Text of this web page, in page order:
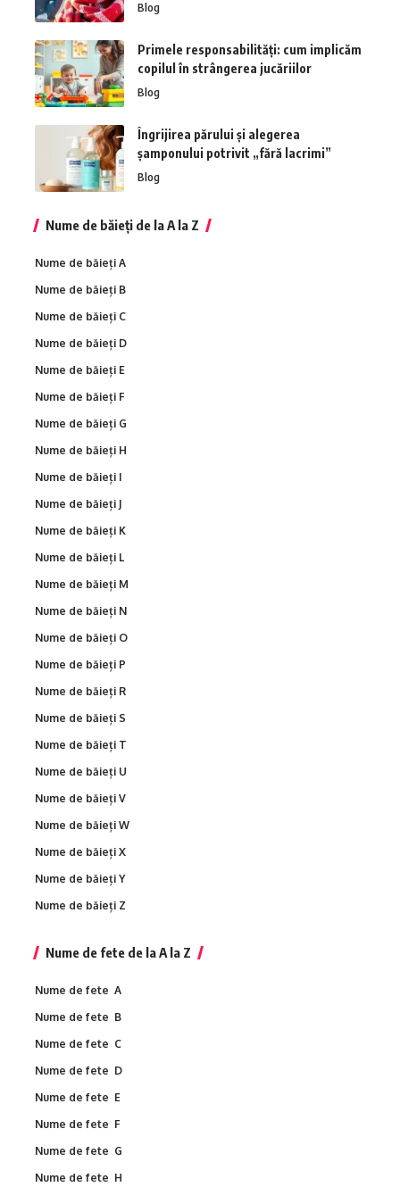
Blog
Primele responsabilități: cum implicăm
copilul în strângerea jucăriilor
Blog
Îngrijirea părului și alegerea
șamponului potrivit „fără lacrimi”
Blog
Nume de băieți de la A la Z
Nume de băieți A
Nume de băieți B
Nume de băieți C
Nume de băieți D
Nume de băieți E
Nume de băieți F
Nume de băieți G
Nume de băieți H
Nume de băieți I
Nume de băieți J
Nume de băieți K
Nume de băieți L
Nume de băieți M
Nume de băieți N
Nume de băieți O
Nume de băieți P
Nume de băieți R
Nume de băieți S
Nume de băieți T
Nume de băieți U
Nume de băieți V
Nume de băieți W
Nume de băieți X
Nume de băieți Y
Nume de băieți Z
Nume de fete de la A la Z
Nume de fete A
Nume de fete B
Nume de fete C
Nume de fete D
Nume de fete E
Nume de fete F
Nume de fete G
Nume de fete H